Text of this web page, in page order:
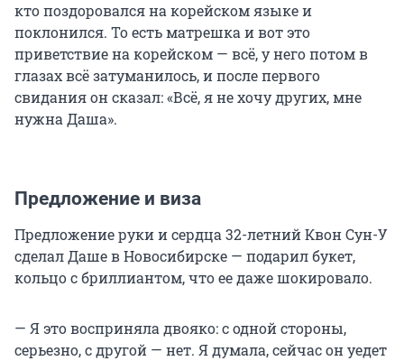
кто поздоровался на корейском языке и
поклонился. То есть матрешка и вот это
приветствие на корейском — всё, у него потом в
глазах всё затуманилось, и после первого
свидания он сказал: «Всё, я не хочу других, мне
нужна Даша».
Предложение и виза
Предложение руки и сердца 32-летний Квон Сун-У
сделал Даше в Новосибирске — подарил букет,
кольцо с бриллиантом, что ее даже шокировало.
— Я это восприняла двояко: с одной стороны,
серьезно, с другой — нет. Я думала, сейчас он уедет